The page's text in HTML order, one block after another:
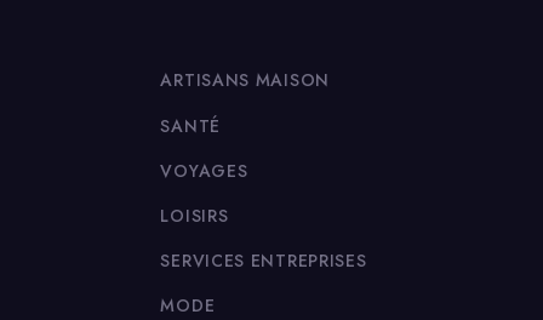
ARTISANS MAISON
SANTÉ
VOYAGES
LOISIRS
SERVICES ENTREPRISES
MODE